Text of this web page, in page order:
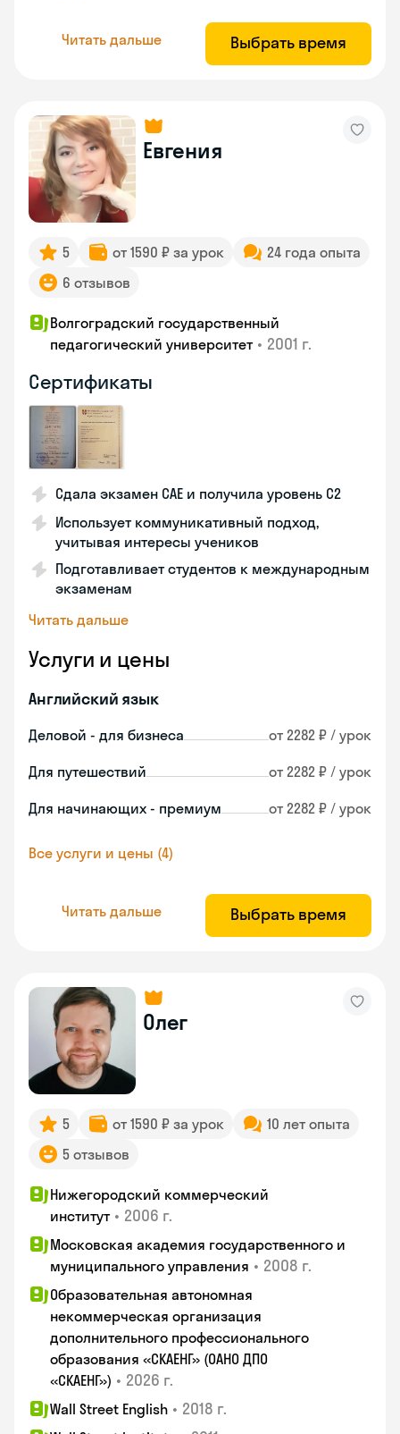
Читать дальше Выбрать время
Евгения
5 от 1590 ₽ за урок
24 года опыта
6 отзывов
Волгоградский государственный
педагогический университет • 2001 г.
Сертификаты
Сдала экзамен CAE и получила уровень С2
Использует коммуникативный подход,
учитывая интересы учеников
Подготавливает студентов к международным
экзаменам
Читать дальше
Услуги и цены
Английский язык
Деловой - для бизнеса от 2282 ₽ / урок
Для путешествий от 2282 ₽ / урок
Для начинающих - премиум от 2282 ₽ / урок
Все услуги и цены (4)
Читать дальше Выбрать время
Олег
5 от 1590 ₽ за урок
10 лет опыта
5 отзывов
Нижегородский коммерческий
институт • 2006 г.
Московская академия государственного и
муниципального управления • 2008 г.
Образовательная автономная
некоммерческая организация
дополнительного профессионального
образования «СКАЕНГ» (ОАНО ДПО
«СКАЕНГ») • 2026 г.
Wall Street English • 2018 г.